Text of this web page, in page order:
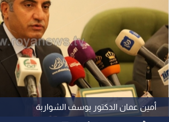
أمين عمان الدكتور يوسف الشواربة